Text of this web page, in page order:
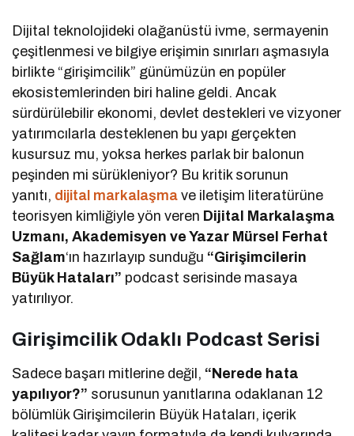
Dijital teknolojideki olağanüstü ivme, sermayenin
çeşitlenmesi ve bilgiye erişimin sınırları aşmasıyla
birlikte “girişimcilik” günümüzün en popüler
ekosistemlerinden biri haline geldi. Ancak
sürdürülebilir ekonomi, devlet destekleri ve vizyoner
yatırımcılarla desteklenen bu yapı gerçekten
kusursuz mu, yoksa herkes parlak bir balonun
peşinden mi sürükleniyor? Bu kritik sorunun
yanıtı, dijital markalaşma ve iletişim literatürüne
teorisyen kimliğiyle yön veren Dijital Markalaşma
Uzmanı, Akademisyen ve Yazar Mürsel Ferhat
Sağlam‘ın hazırlayıp sunduğu “Girişimcilerin
Büyük Hataları” podcast serisinde masaya
yatırılıyor.
Girişimcilik Odaklı Podcast Serisi
Sadece başarı mitlerine değil, “Nerede hata
yapılıyor?” sorusunun yanıtlarına odaklanan 12
bölümlük Girişimcilerin Büyük Hataları, içerik